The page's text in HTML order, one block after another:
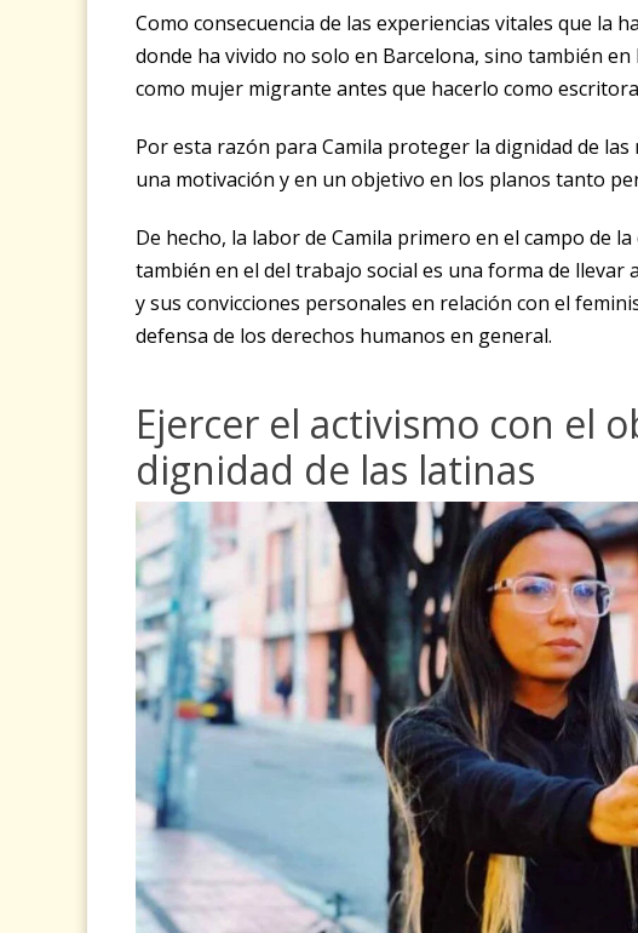
Como consecuencia de las experiencias vitales que la
donde ha vivido no solo en Barcelona, sino también
como mujer migrante antes que hacerlo como
Por esta razón para Camila proteger la dignidad de
una motivación y en un objetivo en los planos tanto
De hecho, la labor de Camila primero en el campo de
también en el del trabajo social es una forma de llevar
y sus convicciones personales en relación con el
defensa de los derechos humanos en general.
Ejercer el activismo con el
dignidad de las latinas